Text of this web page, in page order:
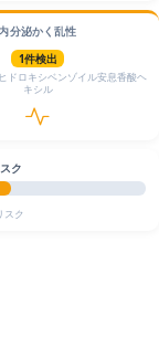
内分泌かく乱性
1件検出
ドロキシベンゾイル安息香酸ヘ
キシル
ク
スク